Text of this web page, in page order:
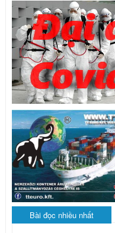
Bài đọc nhiều nhất